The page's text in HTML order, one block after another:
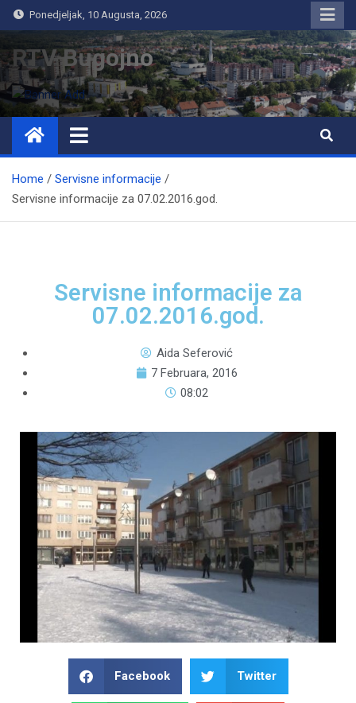
Ponedjeljak, 10 Augusta, 2026
RTV Bugojno
Home
Servisne informacije
Servisne informacije za 07.02.2016.god.
Servisne informacije za
07.02.2016.god.
Aida Seferović
7 Februara, 2016
08:02
Facebook Twitter